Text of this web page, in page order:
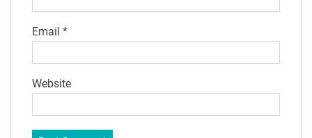
Email *
Website